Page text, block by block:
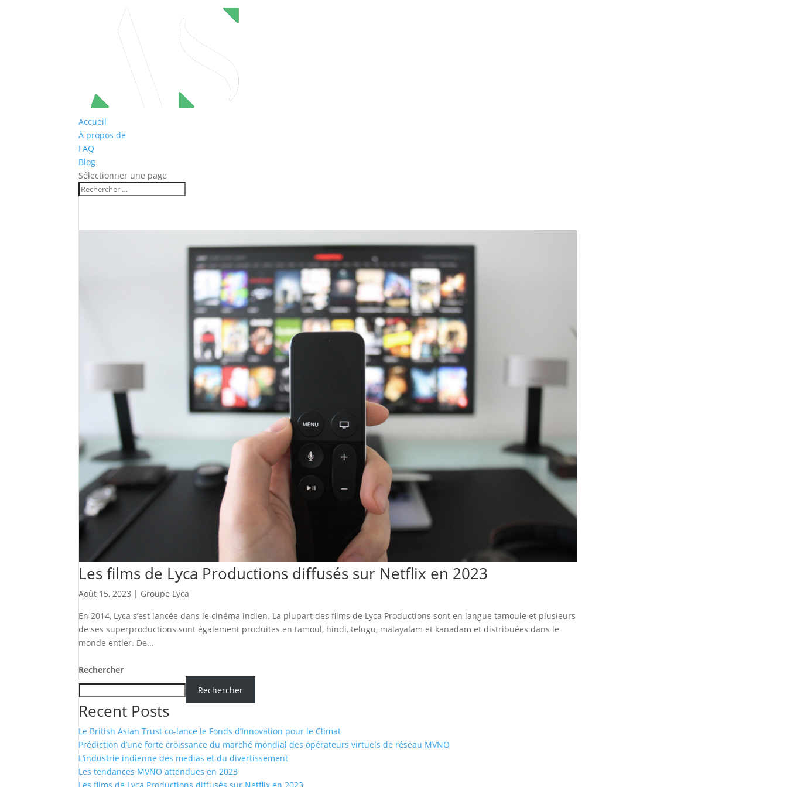
Accueil
À propos de
FAQ
Blog
Sélectionner une page
Les films de Lyca Productions diffusés sur Netflix en 2023
Août 15, 2023 | Groupe Lyca
En 2014, Lyca s’est lancée dans le cinéma indien. La plupart des films de Lyca Productions sont en langue tamoule et plusieurs
de ses superproductions sont également produites en tamoul, hindi, telugu, malayalam et kanadam et distribuées dans le
monde entier. De...
Rechercher
Rechercher
Recent Posts
Le British Asian Trust co-lance le Fonds d’Innovation pour le Climat
Prédiction d’une forte croissance du marché mondial des opérateurs virtuels de réseau MVNO
L’industrie indienne des médias et du divertissement
Les tendances MVNO attendues en 2023